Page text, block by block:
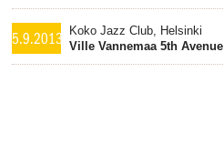
5.9.2013
Koko Jazz Club, Helsinki
Ville Vannemaa 5th Avenue